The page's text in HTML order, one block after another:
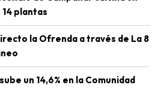
plantas
la Ofrenda a través de La 8
un 14,6% en la Comunidad